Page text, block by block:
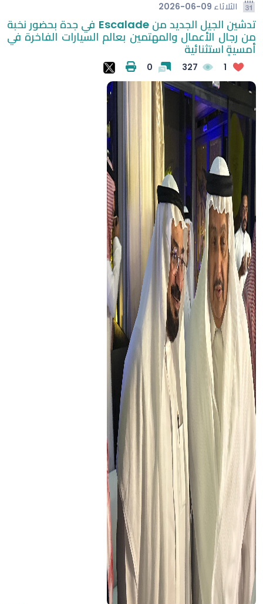
الثلاثاء 2026-06-09
تدشين الجيل الجديد من Escalade في جدة بحضور نخبة
من رجال الأعمال والمهتمين بعالم السيارات الفاخرة في
أمسيةٍ استثنائية
1
327
0